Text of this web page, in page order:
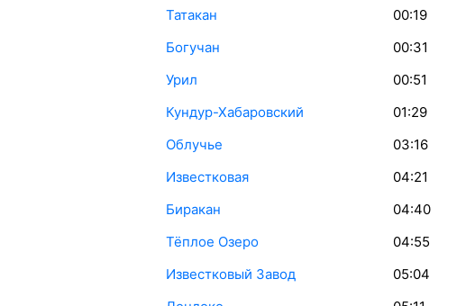
Татакан
00:19
Богучан
00:31
Урил
00:51
Кундур-Хабаровский
01:29
Облучье
03:16
Известковая
04:21
Биракан
04:40
Тёплое Озеро
04:55
Известковый Завод
05:04